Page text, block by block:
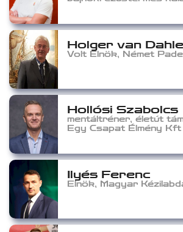
Holger van Dahle
Volt Elnök, Német
Hollósi Szabolcs
mentáltréner, életút
Egy Csapat Élmény Kft
Ilyés Ferenc
Elnök, Magyar